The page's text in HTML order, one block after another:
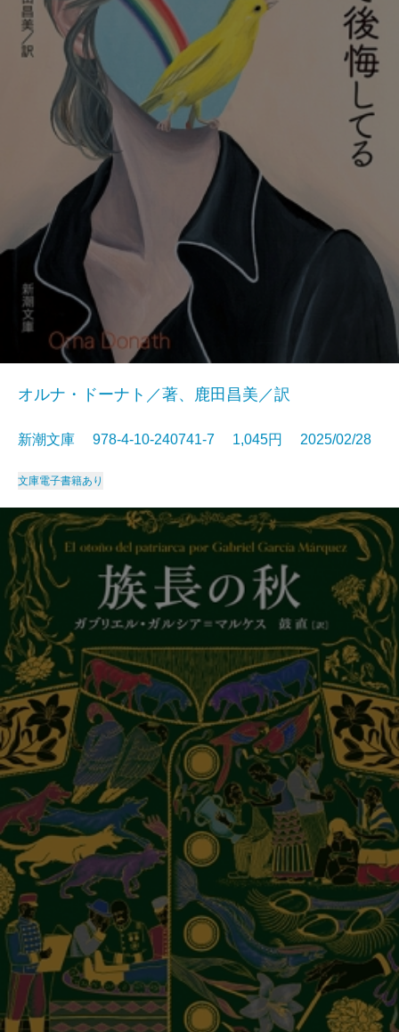
オルナ・ドーナト／著、鹿田昌美／訳
新潮文庫 978-4-10-240741-7 1,045円 2025/02/28
文庫電子書籍あり